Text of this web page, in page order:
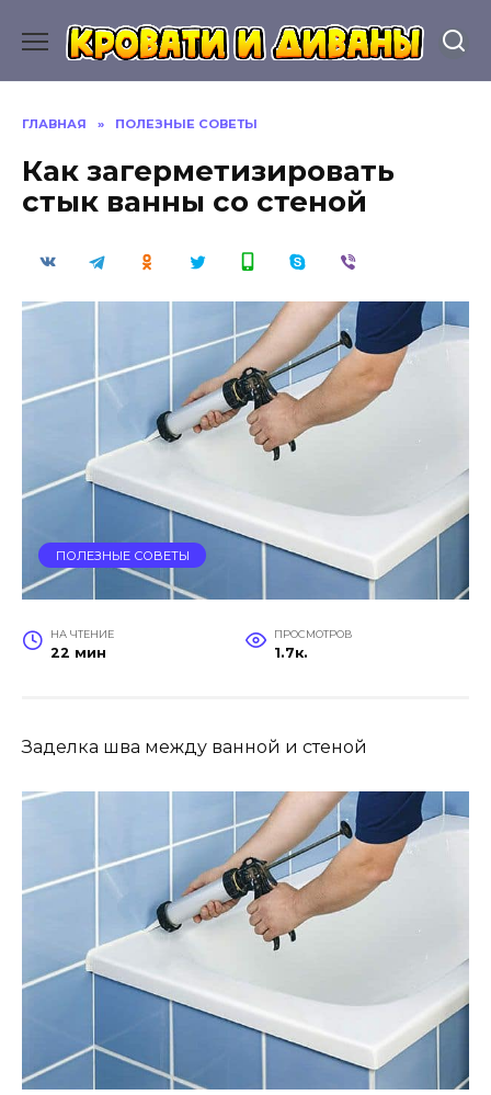
содержанию
ГЛАВНАЯ » ПОЛЕЗНЫЕ СОВЕТЫ
Как загерметизировать
стык ванны со стеной
ПОЛЕЗНЫЕ СОВЕТЫ
НА ЧТЕНИЕ
22 мин
ПРОСМОТРОВ
1.7к.
Заделка шва между ванной и стеной